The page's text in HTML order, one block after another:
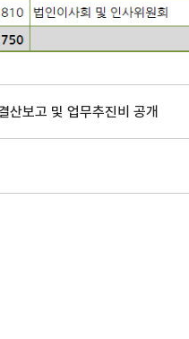
보고 및 업무추진비 공개